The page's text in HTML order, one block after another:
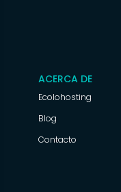
ACERCA DE
Ecolohosting
Blog
Contacto